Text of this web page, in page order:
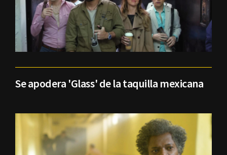
Se apodera 'Glass' de la taquilla mexicana